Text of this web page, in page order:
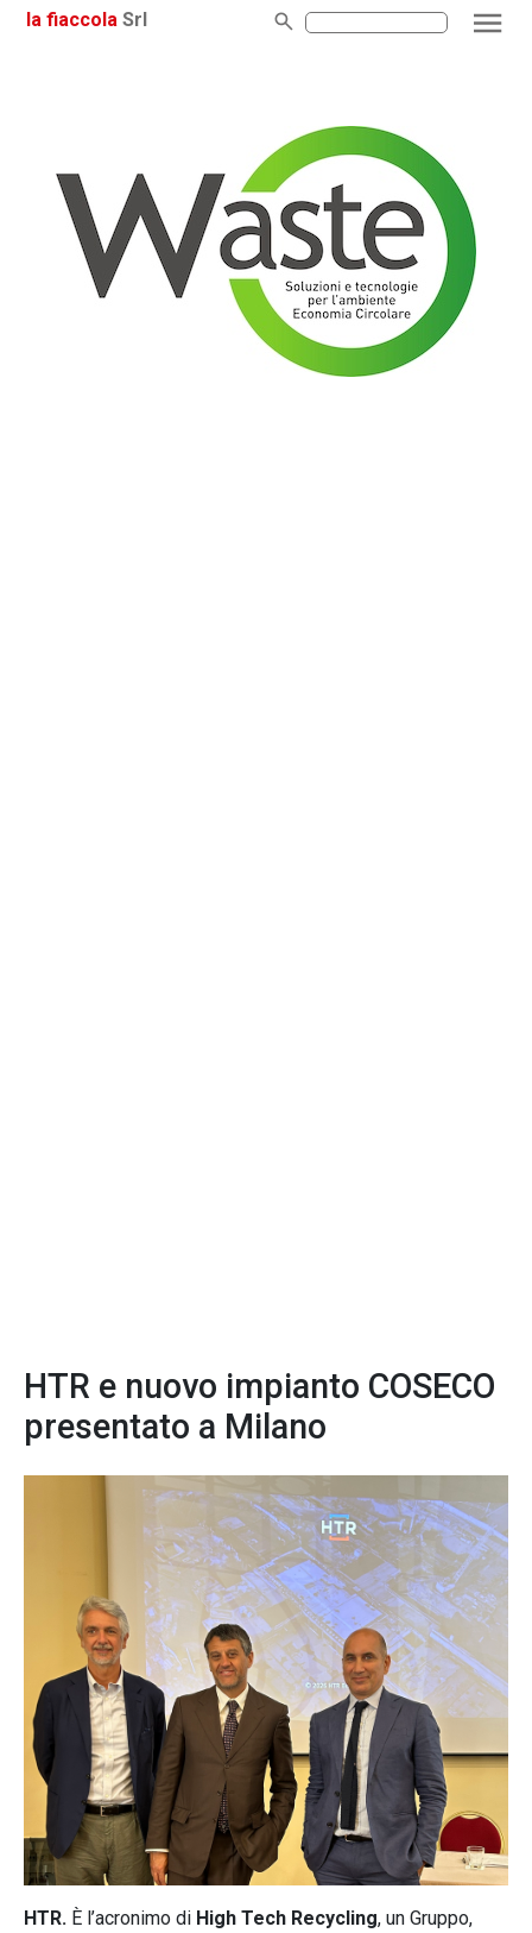
la fiaccola Srl
HTR e nuovo impianto COSECO
presentato a Milano
HTR. È l’acronimo di High Tech Recycling, un Gruppo,